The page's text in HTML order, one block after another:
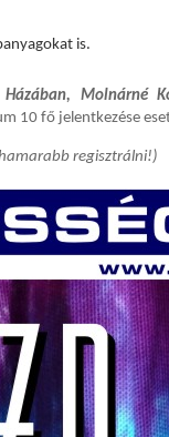
is.
Házában, Molnárné
10 fő jelentkezése
regisztrálni!)